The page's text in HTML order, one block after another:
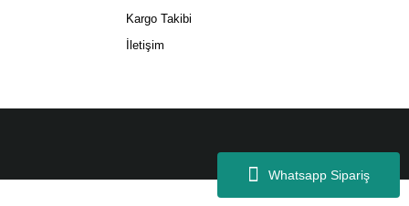
Whatsapp Sipariş
Kargo Takibi
İletişim